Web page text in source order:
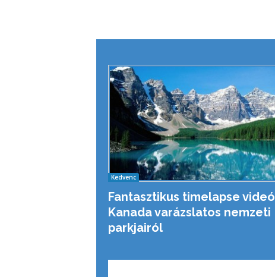
Kedvenc
Fantasztikus timelapse videó
Kanada varázslatos nemzeti
parkjairól